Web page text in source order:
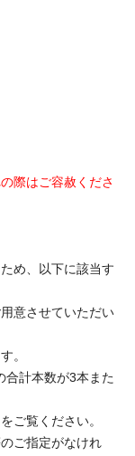
際はご容赦くださ
め、以下に該当す
意させていただい
。
計本数が3本また
をご覧ください。
ご指定がなけれ